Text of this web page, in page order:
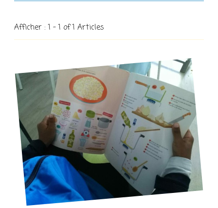
Afficher : 1 - 1 of 1 Articles